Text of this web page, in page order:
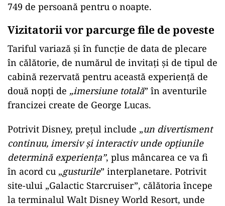
749 de persoană pentru o noapte.
Vizitatorii vor parcurge file de poveste
Tariful variază şi în funcţie de data de plecare
în călătorie, de numărul de invitaţi şi de tipul de
cabină rezervată pentru această experienţă de
două nopţi de „imersiune totală” în aventurile
francizei create de George Lucas.
Potrivit Disney, preţul include „un divertisment
continuu, imersiv şi interactiv unde opţiunile
determină experienţa”, plus mâncarea ce va fi
în acord cu „gusturile” interplanetare. Potrivit
site-ului „Galactic Starcruiser”, călătoria începe
la terminalul Walt Disney World Resort, unde